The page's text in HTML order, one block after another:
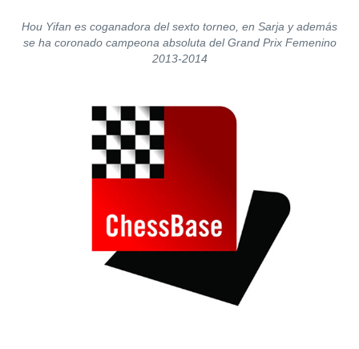
Hou Yifan es coganadora del sexto torneo, en Sarja y además
se ha coronado campeona absoluta del Grand Prix Femenino
2013-2014